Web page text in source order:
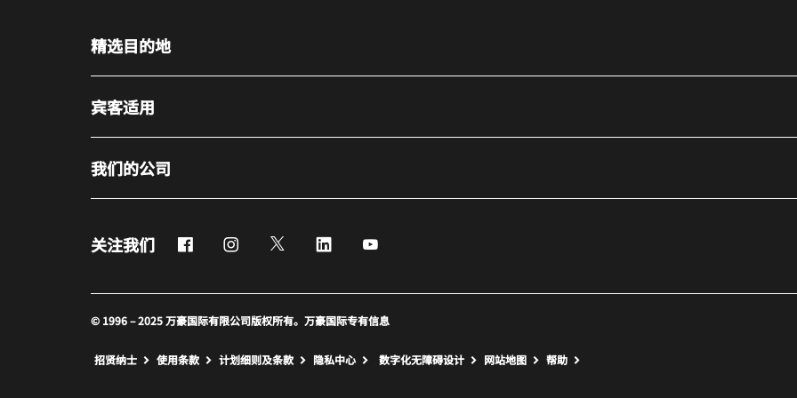
精选目的地
宾客适用
我们的公司
关注我们 FacebookInstagramTwitter LinkedIn
© 1996 – 2025 万豪国际有限公司版权所有。万豪国际专有信息
招贤纳士 使用条款 计划细则及条款 隐私中心 数字化无障碍设计 网站地图 打开新窗口
帮助